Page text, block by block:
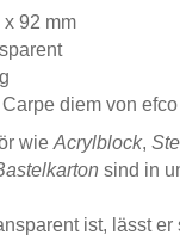
92 mm
diem von efco
wie Acrylblock,
sind in
ist, lässt